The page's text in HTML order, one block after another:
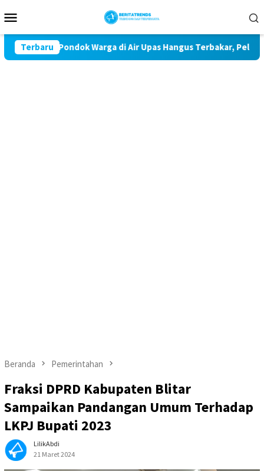
ke
Mobile
Terbaru
32 Pondok Warga di Air Upas Hangus Terbakar, Pelaku Masih
Beranda Pemerintahan
Fraksi DPRD Kabupaten Blitar
Sampaikan Pandangan Umum Terhadap
LKPJ Bupati 2023
LilikAbdi
21 Maret 2024